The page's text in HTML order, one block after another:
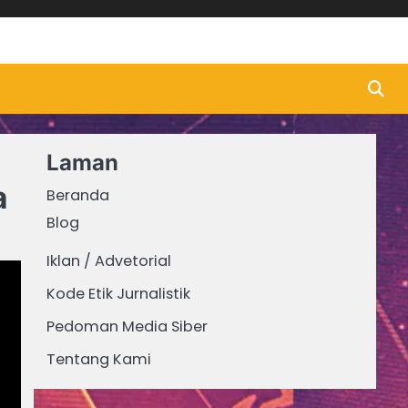
Laman
Beranda
Blog
Iklan / Advetorial
Kode Etik Jurnalistik
Pedoman Media Siber
Tentang Kami